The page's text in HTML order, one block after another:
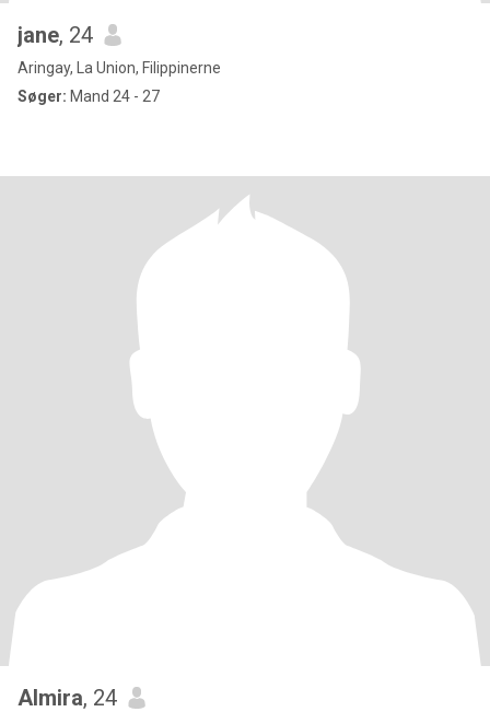
jane, 24
Aringay, La Union, Filippinerne
Søger: Mand 24 - 27
Almira, 24